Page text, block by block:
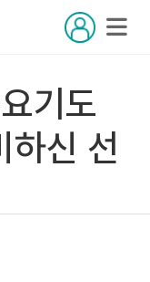
기도
하신 선